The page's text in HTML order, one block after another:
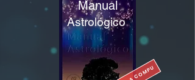
Manual
Astrológico